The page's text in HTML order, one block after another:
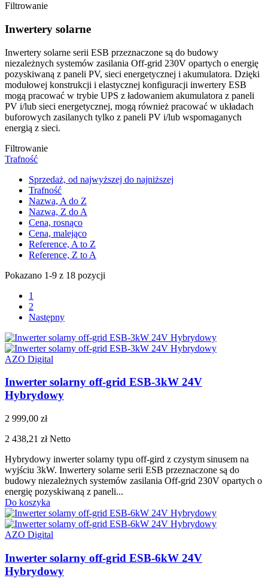
Filtrowanie
Inwertery solarne
Inwertery solarne serii ESB przeznaczone są do budowy
niezależnych systemów zasilania Off-grid 230V opartych o energię
pozyskiwaną z paneli PV, sieci energetycznej i akumulatora. Dzięki
modułowej konstrukcji i elastycznej konfiguracji inwertery ESB
mogą pracować w trybie UPS z ładowaniem akumulatora z paneli
PV i/lub sieci energetycznej, mogą również pracować w układach
buforowych zasilanych tylko z paneli PV i/lub wspomaganych
energią z sieci.
Filtrowanie
Trafność
Sprzedaż, od najwyższej do najniższej
Trafność
Nazwa, A do Z
Nazwa, Z do A
Cena, rosnąco
Cena, malejąco
Reference, A to Z
Reference, Z to A
Pokazano 1-9 z 18 pozycji
1
2
Następny
AZO Digital
Inwerter solarny off-grid ESB-3kW 24V
Hybrydowy
2 999,00 zł
2 438,21 złNetto
Hybrydowy inwerter solarny typu off-gird z czystym sinusem na
wyjściu 3kW. Inwertery solarne serii ESB przeznaczone są do
budowy niezależnych systemów zasilania Off-grid 230V opartych o
energię pozyskiwaną z paneli...
Do koszyka
AZO Digital
Inwerter solarny off-grid ESB-6kW 24V
Hybrydowy